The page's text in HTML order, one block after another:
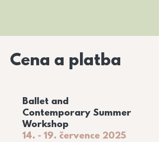
Cena a platba
Ballet and
Contemporary Summer
Workshop
14. - 19. července 2025